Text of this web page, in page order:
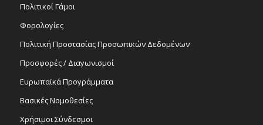
Πολιτικοί Γάμοι
Φορολογίες
Πολιτική Προστασίας Προσωπικών Δεδομένων
Προσφορές / Διαγωνισμοί
Ευρωπαϊκά Προγράμματα
Βασικές Νομοθεσίες
Χρήσιμοι Σύνδεσμοι